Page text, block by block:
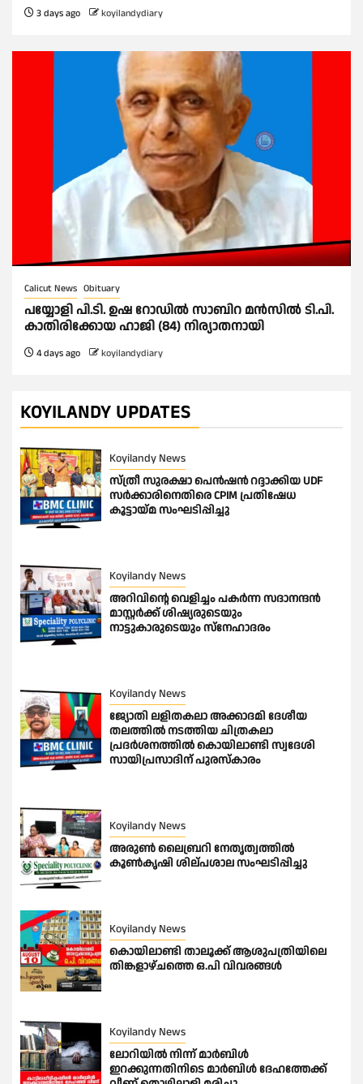
3 days ago koyilandydiary
Calicut News Obituary
പയ്യോളി പി.ടി. ഉഷ റോഡിൽ സാബിറ മൻസിൽ ടി.പി.
കാതിരിക്കോയ ഹാജി (84) നിര്യാതനായി
4 days ago koyilandydiary
KOYILANDY UPDATES
Koyilandy News
സ്ത്രീ സുരക്ഷാ പെൻഷൻ റദ്ദാക്കിയ UDF
സർക്കാരിനെതിരെ CPIM പ്രതിഷേധ
കൂട്ടായ്മ സംഘടിപ്പിച്ചു
Koyilandy News
അറിവിന്റെ വെളിച്ചം പകർന്ന സദാനന്ദൻ
മാസ്റ്റർക്ക് ശിഷ്യരുടെയും
നാട്ടുകാരുടെയും സ്നേഹാദരം
Koyilandy News
ജ്യോതി ലളിതകലാ അക്കാദമി ദേശീയ
തലത്തിൽ നടത്തിയ ചിത്രകലാ
പ്രദർശനത്തിൽ കൊയിലാണ്ടി സ്വദേശി
സായിപ്രസാദിന് പുരസ്കാരം
Koyilandy News
അരുൺ ലൈബ്രറി നേതൃത്വത്തില്‍
കൂൺകൃഷി ശില്പശാല സംഘടിപ്പിച്ചു
Koyilandy News
കൊയിലാണ്ടി താലൂക്ക് ആശുപത്രിയിലെ
തിങ്കളാഴ്ചത്തെ ഒ.പി വിവരങ്ങൾ
Koyilandy News
ലോറിയില്‍ നിന്ന് മാര്‍ബിള്‍
ഇറക്കുന്നതിനിടെ മാര്‍ബിള്‍ ദേഹത്തേക്ക്